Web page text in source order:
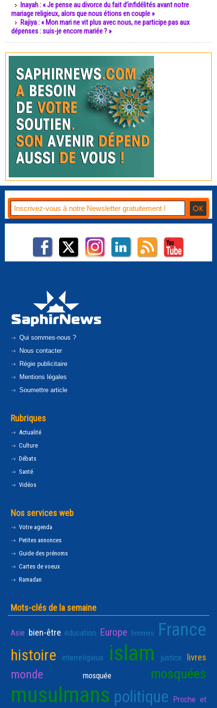
Inayah : « Je pense au divorce du fait d’infidélités avant notre
mariage religieux, alors que nous étions en couple »
Rajiya : « Mon mari ne vit plus avec nous, ne participe pas aux
dépenses : suis-je encore mariée ? »
Qui sommes-nous ?
Nous contacter
Régie publicitaire
Mentions légales
Soumettre article
Rubriques
Actualité
Culture
Débats
Santé
Vidéos
Nos services web
Votre agenda
Petites annonces
Guide des prénoms
Cartes de voeux
Ramadan
Mots-clés de la semaine
Asie bien-être éducation Europe femmes France
histoire interreligieux islam justice livres
monde mosquée mosquées
musulmans politique Proche et